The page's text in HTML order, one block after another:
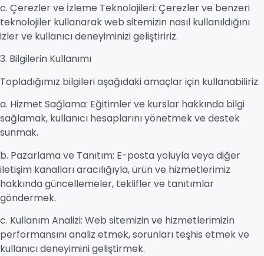
c. Çerezler ve İzleme Teknolojileri: Çerezler ve benzeri
teknolojiler kullanarak web sitemizin nasıl kullanıldığını
izler ve kullanıcı deneyiminizi geliştiririz.
3. Bilgilerin Kullanımı
Topladığımız bilgileri aşağıdaki amaçlar için kullanabiliriz:
a. Hizmet Sağlama: Eğitimler ve kurslar hakkında bilgi
sağlamak, kullanıcı hesaplarını yönetmek ve destek
sunmak.
b. Pazarlama ve Tanıtım: E-posta yoluyla veya diğer
iletişim kanalları aracılığıyla, ürün ve hizmetlerimiz
hakkında güncellemeler, teklifler ve tanıtımlar
göndermek.
c. Kullanım Analizi: Web sitemizin ve hizmetlerimizin
performansını analiz etmek, sorunları teşhis etmek ve
kullanıcı deneyimini geliştirmek.